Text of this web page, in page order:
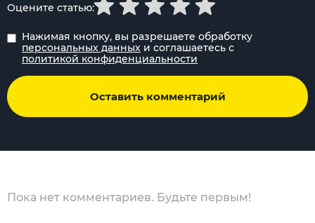
Нажимая кнопку, вы разрешаете обработку
персональных данных и соглашаетесь с
политикой конфиденциальности
Оставить комментарий
Оцените статью:
Пока нет комментариев. Будьте первым!